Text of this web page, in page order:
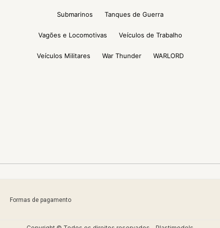
Submarinos Tanques de Guerra
Vagões e Locomotivas Veículos de Trabalho
Veículos Militares War Thunder WARLORD
Formas de pagamento